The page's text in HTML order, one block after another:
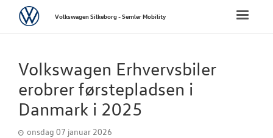
Toggle
VolkswagenVolkswagen Silkeborg - Semler Mobility
Volkswagen Erhvervsbiler
erobrer førstepladsen i
Danmark i 2025
onsdag 07 januar 2026